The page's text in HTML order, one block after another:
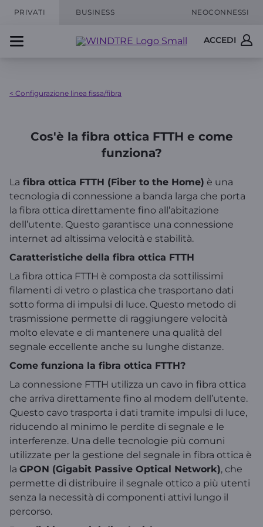
PRIVATI BUSINESS NEOCONNESSI
ACCEDI
< Configurazione linea fissa/fibra
Cos'è la fibra ottica FTTH e come
funziona?
La fibra ottica FTTH (Fiber to the Home) è una
tecnologia di connessione a banda larga che porta
la fibra ottica direttamente fino all’abitazione
dell’utente. Questo garantisce una connessione
internet ad altissima velocità e stabilità.
Caratteristiche della fibra ottica FTTH
La fibra ottica FTTH è composta da sottilissimi
filamenti di vetro o plastica che trasportano dati
sotto forma di impulsi di luce. Questo metodo di
trasmissione permette di raggiungere velocità
molto elevate e di mantenere una qualità del
segnale eccellente anche su lunghe distanze.
Come funziona la fibra ottica FTTH?
La connessione FTTH utilizza un cavo in fibra ottica
che arriva direttamente fino al modem dell’utente.
Questo cavo trasporta i dati tramite impulsi di luce,
riducendo al minimo le perdite di segnale e le
interferenze. Una delle tecnologie più comuni
utilizzate per la gestione del segnale in fibra ottica è
la GPON (Gigabit Passive Optical Network), che
permette di distribuire il segnale ottico a più utenti
senza la necessità di componenti attivi lungo il
percorso.